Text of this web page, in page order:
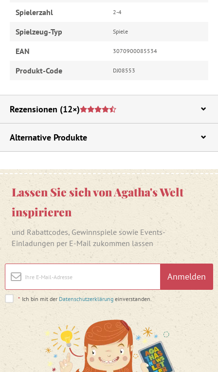
Spielerzahl 2-4
Spielzeug-Typ Spiele
EAN 3070900085534
Produkt-Code DJ08553
Rezensionen (12×)
Alternative Produkte
Lassen Sie sich von Agatha's Welt
inspirieren
und Rabattcodes, Gewinnspiele sowie Events-
Einladungen per E-Mail zukommen lassen
Anmelden
* Ich bin mit der Datenschutzerklärung einverstanden.